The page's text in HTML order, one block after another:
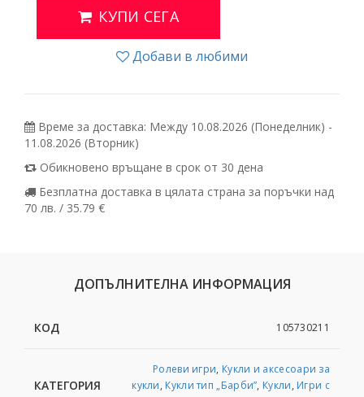
КУПИ СЕГА
Добави в любими
Време за доставка: Между 10.08.2026 (Понеделник) -
11.08.2026 (Вторник)
Обикновено връщане в срок от 30 дена
Безплатна доставка в цялата страна за поръчки над
70 лв. / 35.79 €
ДОПЪЛНИТЕЛНА ИНФОРМАЦИЯ
КОД 105730211
КАТЕГОРИЯ
Ролеви игри, Кукли и аксесоари за
кукли, Кукли тип „Барби”, Кукли, Игри с